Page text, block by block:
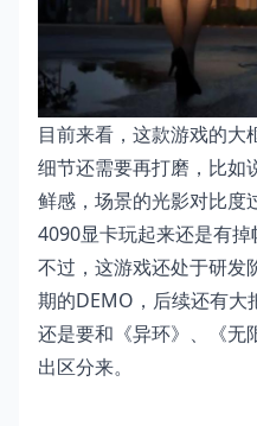
目前来看，这款游戏的大
细节还需要再打磨，比如
鲜感，场景的光影对比度
4090显卡玩起来还是有
不过，这游戏还处于研发
期的DEMO，后续还有大
还是要和《异环》、《无
出区分来。